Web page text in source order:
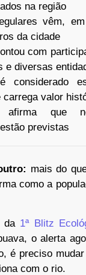
na região
vêm,
da cidade
com
e diversas
considerado
carrega valor
afirma que
previstas
mais do
como a
da 1ª Blitz
o alerta
é preciso
com o rio.